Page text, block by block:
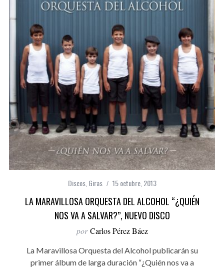
Discos, Giras 15 octubre, 2013
LA MARAVILLOSA ORQUESTA DEL ALCOHOL “¿QUIÉN
NOS VA A SALVAR?”, NUEVO DISCO
por Carlos Pérez Báez
La Maravillosa Orquesta del Alcohol publicarán su
primer álbum de larga duración “¿Quién nos va a